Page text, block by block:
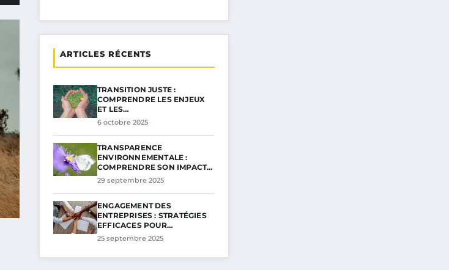
ARTICLES RÉCENTS
TRANSITION JUSTE :
COMPRENDRE LES ENJEUX
ET LES…
6 octobre 2025
TRANSPARENCE
ENVIRONNEMENTALE :
COMPRENDRE SON IMPACT…
29 septembre 2025
ENGAGEMENT DES
ENTREPRISES : STRATÉGIES
EFFICACES POUR…
25 septembre 2025